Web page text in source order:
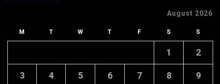
August 2026
M T W T F S S
1 2
3 4 5 6 7 8 9